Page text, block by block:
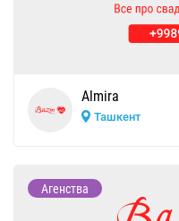
Almira
Ташкент
Агенства